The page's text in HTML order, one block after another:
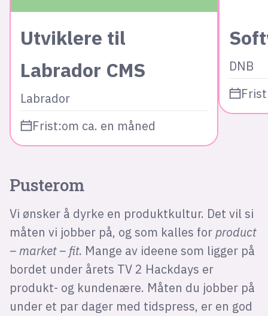
Utviklere til
Labrador CMS
Labrador
Frist:om ca. en måned
DNB
Pusterom
Vi ønsker å dyrke en produktkultur. Det vil si
måten vi jobber på, og som kalles for product
– market – fit. Mange av ideene som ligger på
bordet under årets TV 2 Hackdays er
produkt- og kundenære. Måten du jobber på
under et par dager med tidspress, er en god